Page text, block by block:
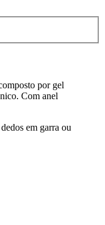
por gel
Com anel
em garra ou